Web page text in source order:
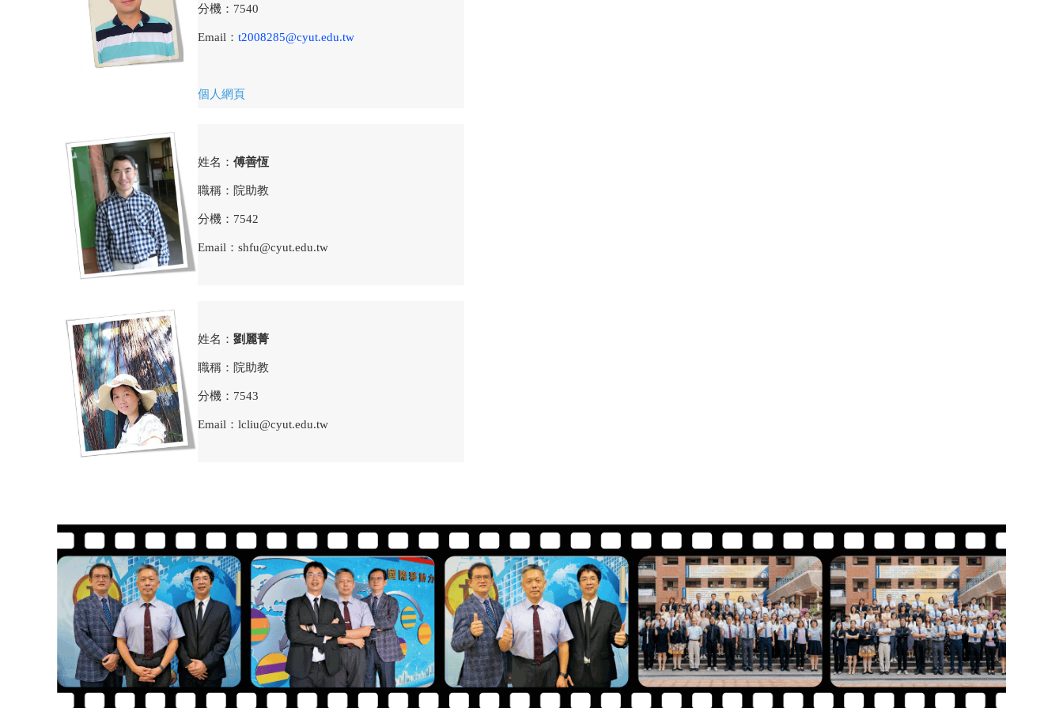
分機： 7540
Email： t2008285@cyut.edu.tw
個人網頁
姓名： 傅善恆
職稱：院助教
分機： 7542
Email：shfu@cyut.edu.tw
姓名： 劉麗菁
職稱：院助教
分機： 7543
Email：lcliu@cyut.edu.tw